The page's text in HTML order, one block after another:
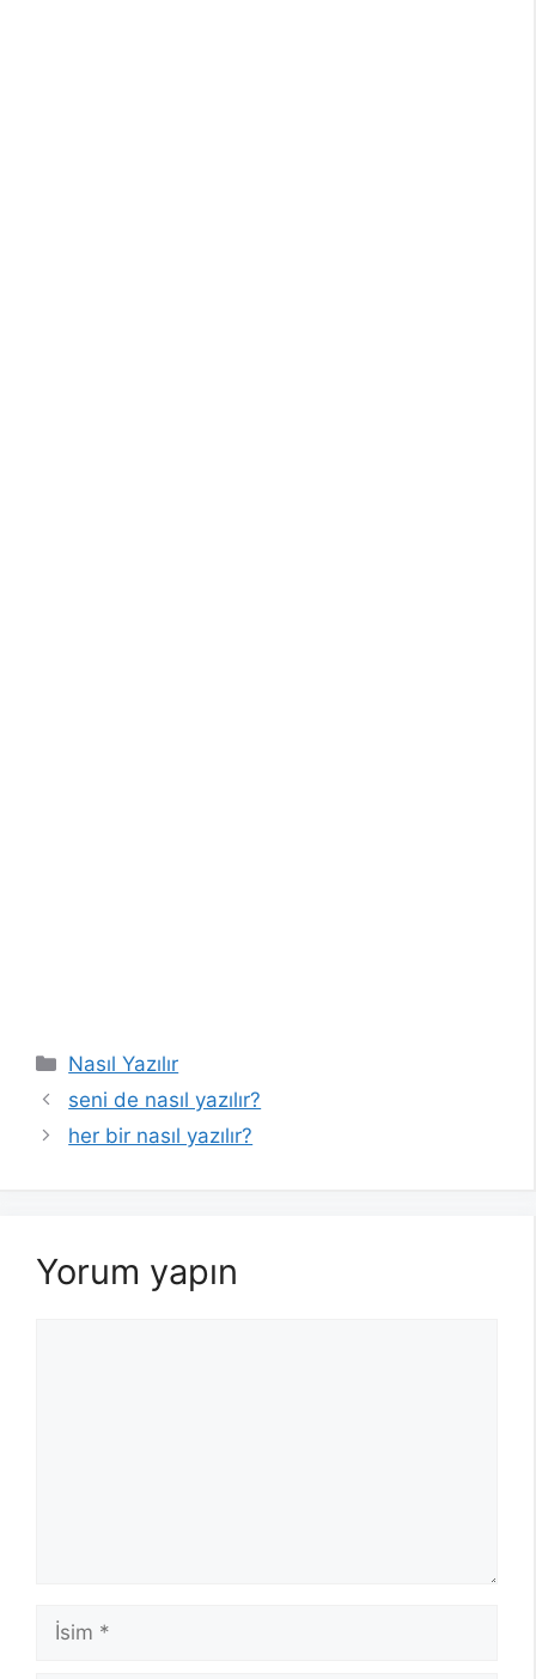
Kategoriler
Nasıl Yazılır
seni de nasıl yazılır?
her bir nasıl yazılır?
Yorum yapın
İsim